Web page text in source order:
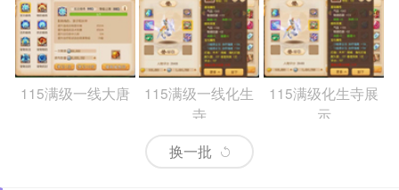
115满级一线大唐
115满级一线化生
寺
115满级化生寺展
示
换一批